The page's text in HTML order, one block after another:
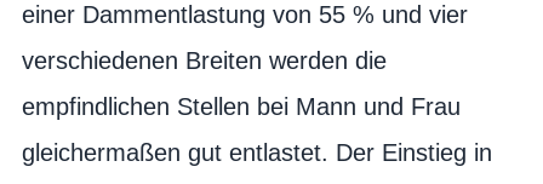
einer Dammentlastung von 55 % und vier
verschiedenen Breiten werden die
empfindlichen Stellen bei Mann und Frau
gleichermaßen gut entlastet. Der Einstieg in